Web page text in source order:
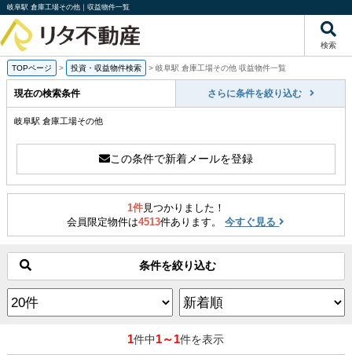
岐阜駅 倉庫工場その他｜収益物件一覧
検索
TOPページ > 投資・収益物件検索 > 岐阜駅 倉庫工場その他 収益物件一覧
現在の検索条件 さらに条件を絞り込む
岐阜駅 倉庫工場その他
この条件で新着メールを登録
1件見つかりました！
会員限定物件は4513件あります。今すぐ見る
条件を絞り込む
1件中1～1件を表示